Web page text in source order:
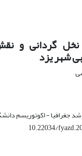
نخل گردانی و
شهر یزد
جغرافیا - اکوتوریسم
10.22034/